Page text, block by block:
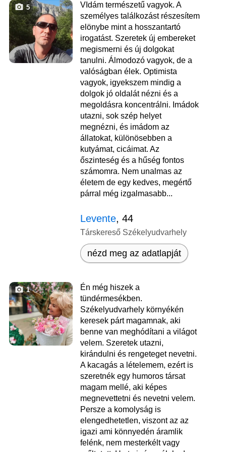
5
VIdám természetű vagyok. A
személyes találkozást részesítem
elönybe mint a hosszantartó
irogatást. Szeretek új embereket
megismerni és új dolgokat
tanulni. Álmodozó vagyok, de a
valóságban élek. Optimista
vagyok, igyekszem mindig a
dolgok jó oldalát nézni és a
megoldásra koncentrálni. Imádok
utazni, sok szép helyet
megnézni, és imádom az
állatokat, különösebben a
kutyámat, cicáimat. Az
őszinteség és a hűség fontos
számomra. Nem unalmas az
életem de egy kedves, megértő
párral még izgalmasabb...
Levente, 44
Társkereső Székelyudvarhely
nézd meg az adatlapját
1
Én még hiszek a
tündérmesékben.
Székelyudvarhely környékén
keresek párt magamnak, aki
benne van meghódítani a világot
velem. Szeretek utazni,
kirándulni és rengeteget nevetni.
A kacagás a lételemem, ezért is
szeretnék egy humoros társat
magam mellé, aki képes
megnevettetni és nevetni velem.
Persze a komolyság is
elengedhetetlen, viszont az az
igazi ami könnyedén áramlik
felénk, nem mesterkélt vagy